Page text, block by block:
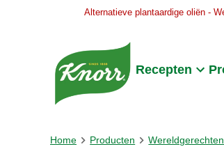
Alternatieve plantaardige oliën -
Recepten
Home Producten Wereldgerechten